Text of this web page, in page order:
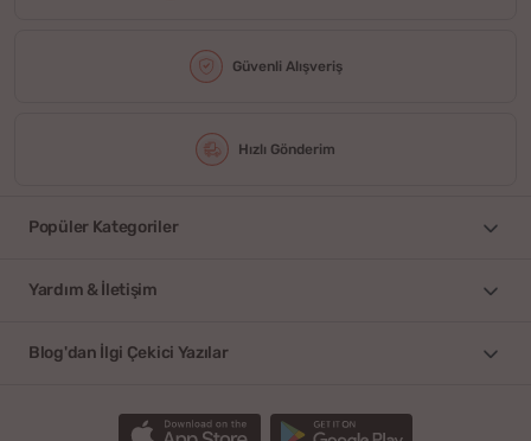
Güvenli Alışveriş
Hızlı Gönderim
Popüler Kategoriler
Yardım & İletişim
Blog'dan İlgi Çekici Yazılar